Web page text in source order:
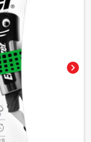
chevron_right